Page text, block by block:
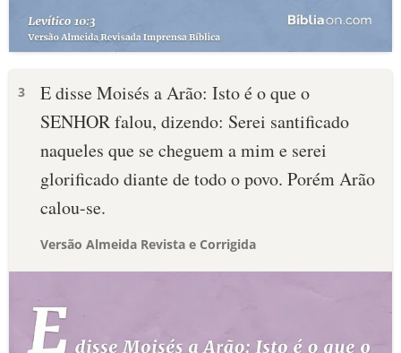
3
E disse Moisés a Arão: Isto é o que o
SENHOR falou, dizendo: Serei santificado
naqueles que se cheguem a mim e serei
glorificado diante de todo o povo. Porém Arão
calou-se.
Versão Almeida Revista e Corrigida